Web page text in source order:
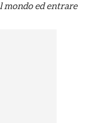
mondo ed entrare